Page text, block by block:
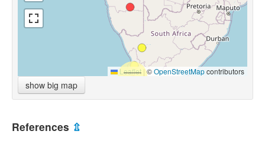
Leaflet |©OpenStreetMapcontributors
show big map
References ⇫